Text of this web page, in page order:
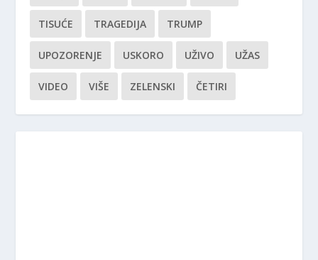
TISUĆE TRAGEDIJA TRUMP
UPOZORENJE USKORO UŽIVO UŽAS
VIDEO VIŠE ZELENSKI ČETIRI